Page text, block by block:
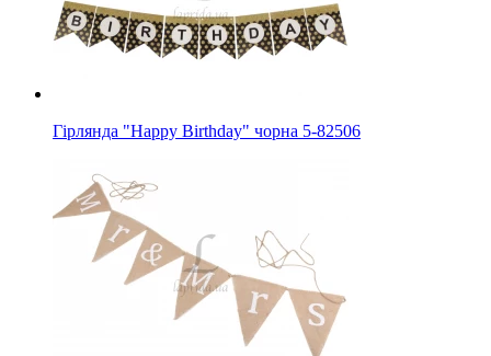
Гірлянда "Happy Birthday" чорна 5-82506